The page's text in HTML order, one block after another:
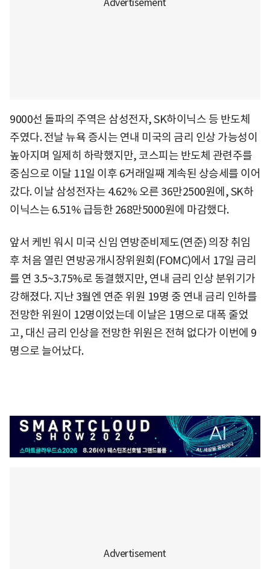
9000선 돌파의 주역은 삼성전자, SK하이닉스 등 반도체
주였다. 전날 뉴욕 증시는 연내 미국의 금리 인상 가능성이
높아지며 일제히 하락했지만, 코스피는 반도체 관련주를
중심으로 이달 11일 이후 6거래일째 계속된 상승세를 이어
갔다. 이날 삼성전자는 4.62% 오른 36만2500원에, SK하
이닉스는 6.51% 급등한 268만5000원에 마감했다.
앞서 케빈 워시 미국 신임 연방준비제도(연준) 의장 취임
후 처음 열린 연방공개시장위원회(FOMC)에서 17일 금리
를 연 3.5~3.75%로 동결했지만, 연내 금리 인상 분위기가
강해졌다. 지난 3월엔 연준 위원 19명 중 연내 금리 인하를
전망한 위원이 12명이었는데 이날은 1명으로 대폭 줄었
고, 대신 금리 인상을 전망한 위원은 전혀 없다가 이번에 9
명으로 늘어났다.